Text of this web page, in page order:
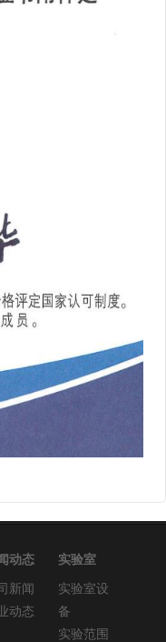
动态
新闻
动态
实验室
实验室设
备
实验范围